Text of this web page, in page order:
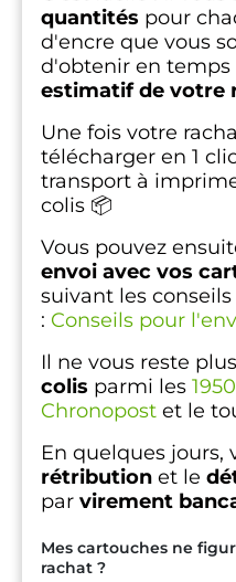
quantités pour
d'encre que vous
d'obtenir en temps
estimatif de votre
Une fois votre
télécharger en 1
transport à
colis 📦
Vous pouvez
envoi avec vos
suivant les
: Conseils pour
Il ne vous reste plus
colis parmi les
Chronopost et le
En quelques jours,
rétribution et le
par virement
Mes cartouches ne
rachat ?